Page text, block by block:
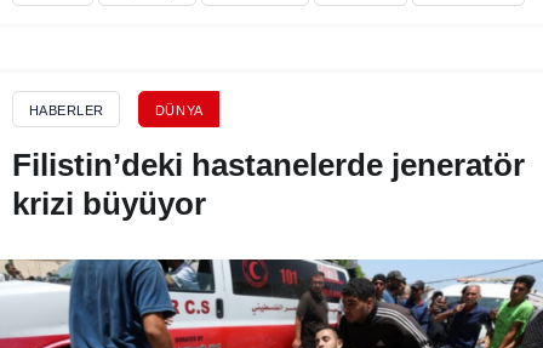
HABERLER DÜNYA
Filistin’deki hastanelerde jeneratör
krizi büyüyor